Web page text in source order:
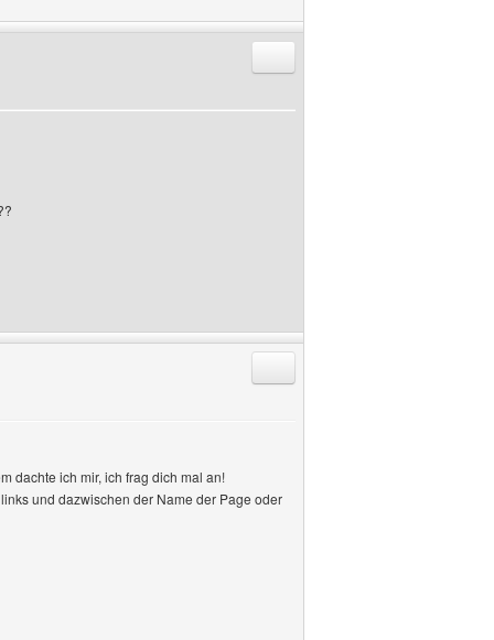
dachte ich mir, ich frag dich mal an!
und dazwischen der Name der Page oder